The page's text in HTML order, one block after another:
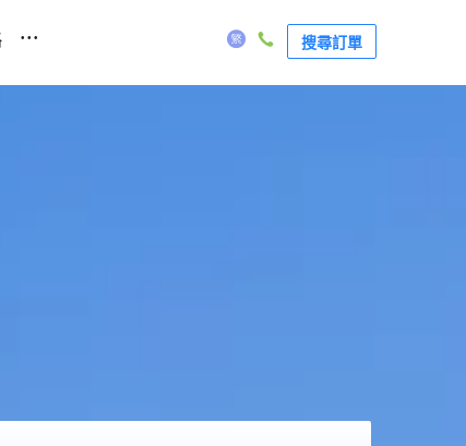
... 搜尋訂單